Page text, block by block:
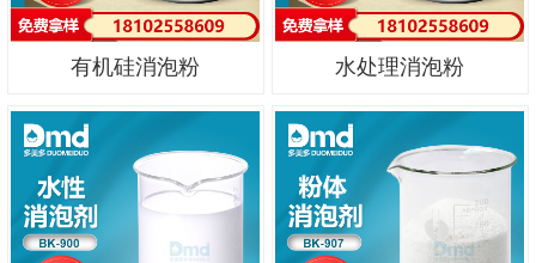
有机硅消泡粉 水处理消泡粉